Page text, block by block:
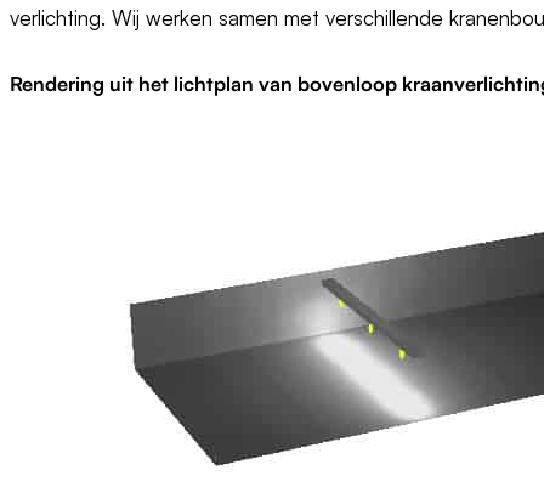
verlichting. Wij werken samen met verschillende
Rendering uit het lichtplan van bovenloop